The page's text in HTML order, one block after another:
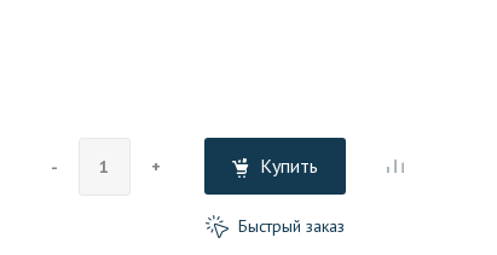
- + Купить
Быстрый заказ